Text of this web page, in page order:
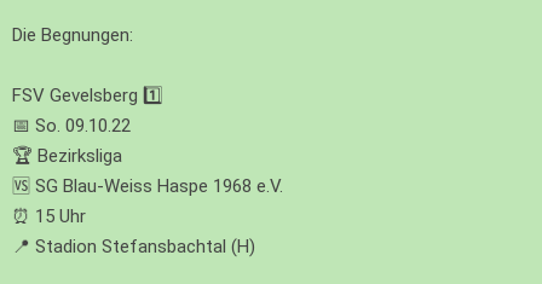
Die Begnungen:
FSV Gevelsberg 1️⃣
📅 So. 09.10.22
🏆 Bezirksliga
🆚 SG Blau-Weiss Haspe 1968 e.V.
⏰ 15 Uhr
📍 Stadion Stefansbachtal (H)